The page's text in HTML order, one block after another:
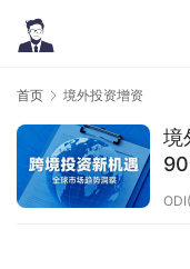
首页 境外投资增资
境